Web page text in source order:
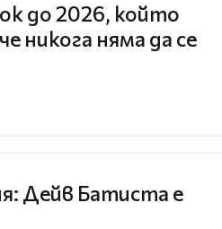
до 2026, който
никога няма да се
Дейв Батиста е